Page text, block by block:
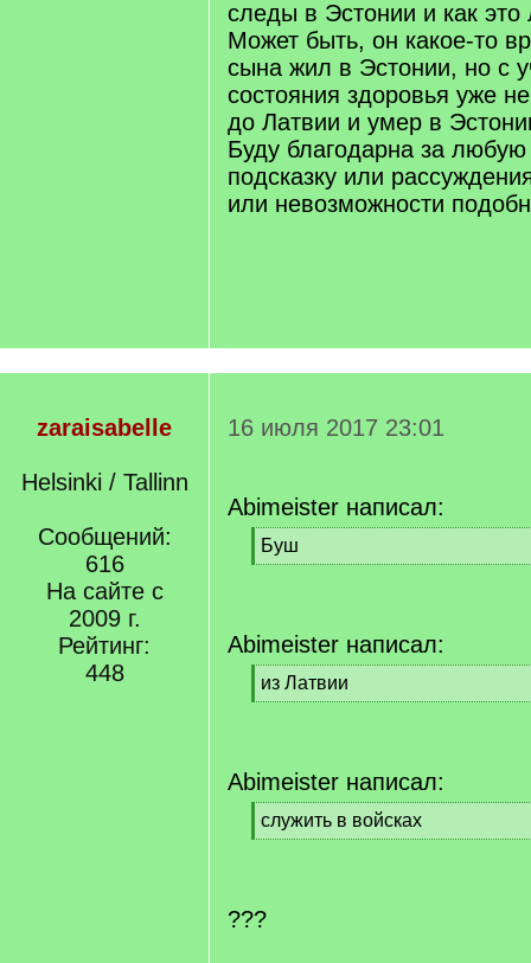
следы в Эстонии и как это
Может быть, он какое-то
сына жил в Эстонии, но с
состояния здоровья уже
до Латвии и умер в
Буду благодарна за
подсказку или
или невозможности
zaraisabelle
Helsinki / Tallinn
Сообщений:
616
На сайте с
2009 г.
Рейтинг:
448
16 июля 2017 23:01
Abimeister написал:
[
q
Буш
[
Abimeister написал:
[
q
из Латвии
[
Abimeister написал:
[
q
служить в войсках
[
???